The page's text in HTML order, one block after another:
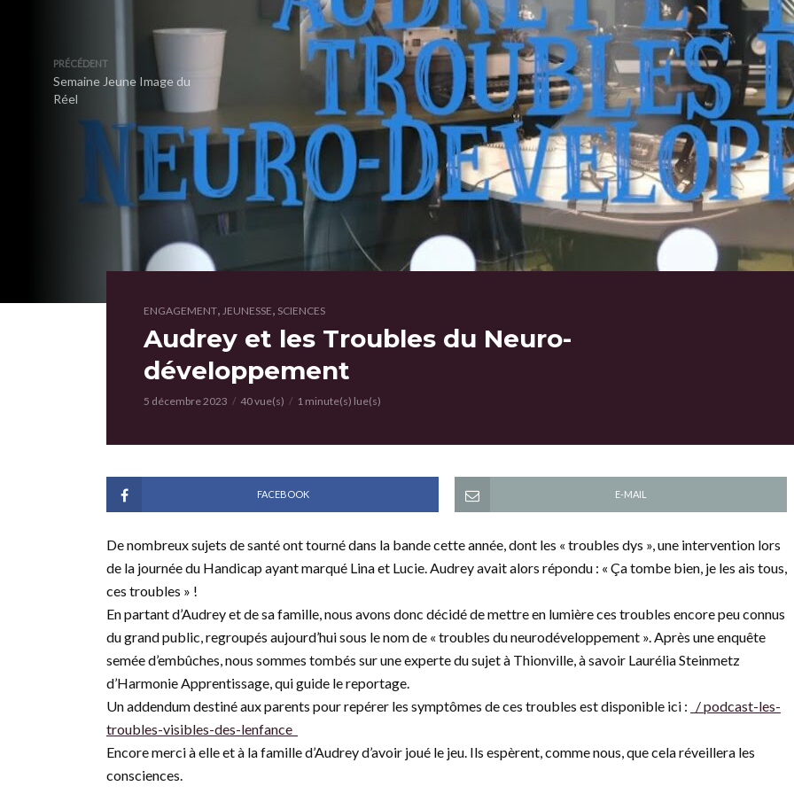
PRÉCÉDENT
Semaine Jeune Image du
Réel
ENGAGEMENT, JEUNESSE, SCIENCES
Audrey et les Troubles du Neuro-
développement
5 décembre 2023 40 vue(s) 1 minute(s) lue(s)
FACEBOOK E-MAIL
De nombreux sujets de santé ont tourné dans la bande cette année, dont les « troubles dys », une intervention lors
de la journée du Handicap ayant marqué Lina et Lucie. Audrey avait alors répondu : « Ça tombe bien, je les ais tous,
ces troubles » !
En partant d’Audrey et de sa famille, nous avons donc décidé de mettre en lumière ces troubles encore peu connus
du grand public, regroupés aujourd’hui sous le nom de « troubles du neurodéveloppement ». Après une enquête
semée d’embûches, nous sommes tombés sur une experte du sujet à Thionville, à savoir Laurélia Steinmetz
d’Harmonie Apprentissage, qui guide le reportage.
Un addendum destiné aux parents pour repérer les symptômes de ces troubles est disponible ici : / podcast-les-
troubles-visibles-des-lenfance
Encore merci à elle et à la famille d’Audrey d’avoir joué le jeu. Ils espèrent, comme nous, que cela réveillera les
consciences.